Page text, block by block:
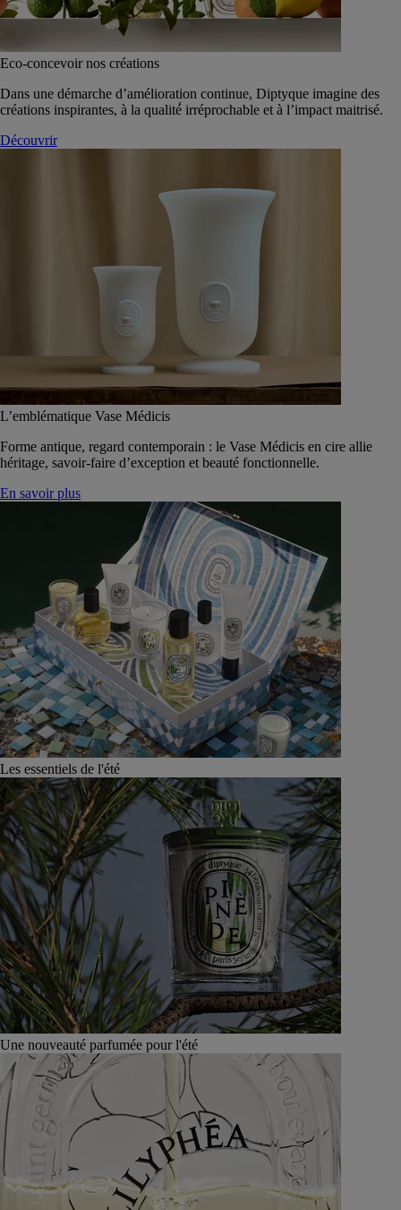
Eco-concevoir nos créations
Dans une démarche d’amélioration continue, Diptyque imagine des
créations inspirantes, à la qualité́ irréprochable et à l’impact maitrisé.
Découvrir
L’emblématique Vase Médicis
Forme antique, regard contemporain : le Vase Médicis en cire allie
héritage, savoir-faire d’exception et beauté fonctionnelle.
En savoir plus
Les essentiels de l'été
Une nouveauté parfumée pour l'été